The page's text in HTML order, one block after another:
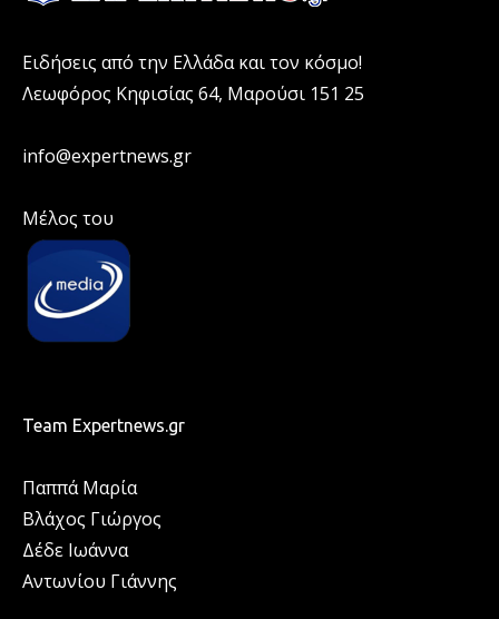
Ειδήσεις από την Ελλάδα και τον κόσμο!
Λεωφόρος Κηφισίας 64, Μαρούσι 151 25
info@expertnews.gr
Μέλος του
Team Expertnews.gr
Παππά Μαρία
Βλάχος Γιώργος
Δέδε Ιωάννα
Αντωνίου Γιάννης